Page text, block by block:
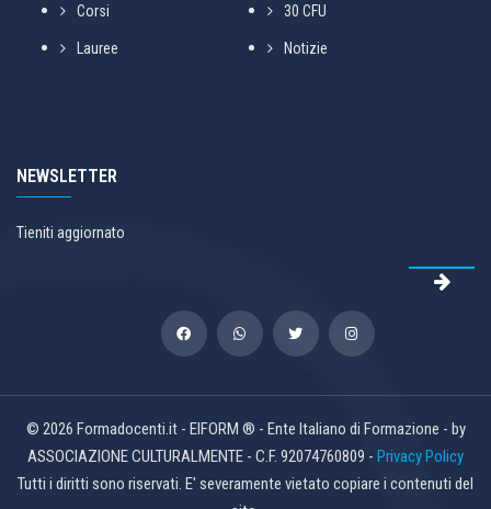
Corsi 30 CFU
Lauree Notizie
NEWSLETTER
Tieniti aggiornato
© 2026 Formadocenti.it - EIFORM ® - Ente Italiano di Formazione - by
ASSOCIAZIONE CULTURALMENTE - C.F. 92074760809 - Privacy Policy
Tutti i diritti sono riservati. E' severamente vietato copiare i contenuti del